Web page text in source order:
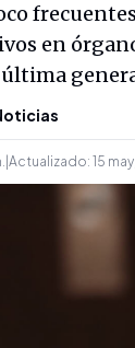
en
Actualizado: 15